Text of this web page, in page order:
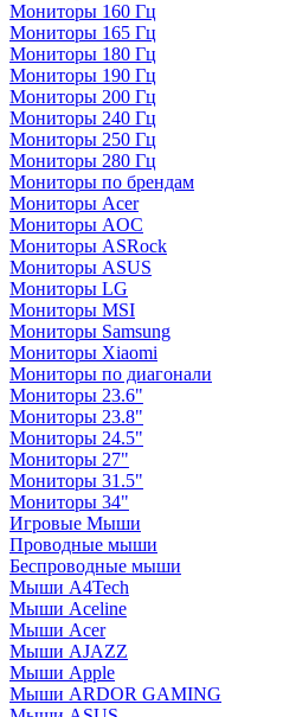
Мониторы 160 Гц
Мониторы 165 Гц
Мониторы 180 Гц
Мониторы 190 Гц
Мониторы 200 Гц
Мониторы 240 Гц
Мониторы 250 Гц
Мониторы 280 Гц
Мониторы по брендам
Мониторы Acer
Мониторы AOC
Мониторы ASRock
Мониторы ASUS
Мониторы LG
Мониторы MSI
Мониторы Samsung
Мониторы Xiaomi
Мониторы по диагонали
Мониторы 23.6"
Мониторы 23.8"
Мониторы 24.5"
Мониторы 27"
Мониторы 31.5"
Мониторы 34"
Игровые Мыши
Проводные мыши
Беспроводные мыши
Мыши A4Tech
Мыши Aceline
Мыши Acer
Мыши AJAZZ
Мыши Apple
Мыши ARDOR GAMING